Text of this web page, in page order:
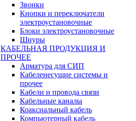
Звонки
Кнопки и переключатели
электроустановочные
Блоки электроустановочные
Шнуры
КАБЕЛЬНАЯ ПРОДУКЦИЯ И
ПРОЧЕЕ
Арматура для СИП
Кабеленесущие системы и
прочее
Кабели и провода связи
Кабельные каналы
Коаксиальный кабель
Компьютерный кабель